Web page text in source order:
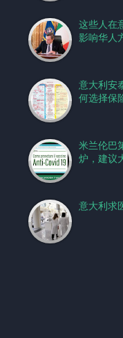
这些人在
影响华人
意大利安
何选择保
米兰伦巴
炉，建议
意大利求